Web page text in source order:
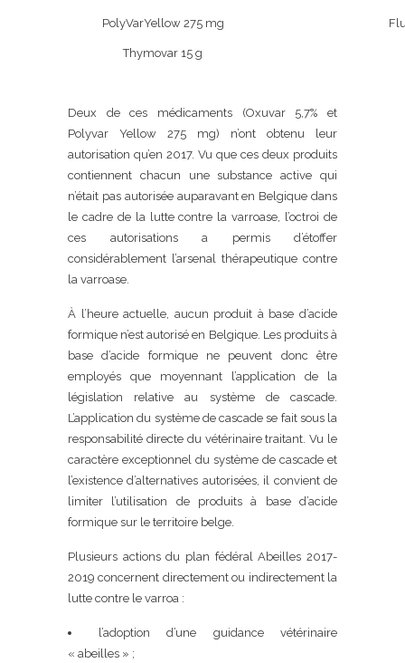
PolyVarYellow 275 mg
Thymovar 15 g
Deux de ces médicaments (Oxuvar 5,7% et
Polyvar Yellow 275 mg) n’ont obtenu leur
autorisation qu’en 2017. Vu que ces deux produits
contiennent chacun une substance active qui
n’était pas autorisée auparavant en Belgique dans
le cadre de la lutte contre la varroase, l’octroi de
ces autorisations a permis d’étoffer
considérablement l’arsenal thérapeutique contre
la varroase.
À l’heure actuelle, aucun produit à base d’acide
formique n’est autorisé en Belgique. Les produits à
base d’acide formique ne peuvent donc être
employés que moyennant l’application de la
législation relative au système de cascade.
L’application du système de cascade se fait sous la
responsabilité directe du vétérinaire traitant. Vu le
caractère exceptionnel du système de cascade et
l’existence d’alternatives autorisées, il convient de
limiter l’utilisation de produits à base d’acide
formique sur le territoire belge.
Plusieurs actions du plan fédéral Abeilles 2017-
2019 concernent directement ou indirectement la
lutte contre le varroa :
l’adoption d’une guidance vétérinaire
« abeilles » ;